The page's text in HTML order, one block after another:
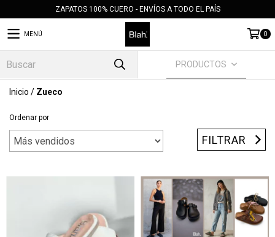
ZAPATOS 100% CUERO - ENVÍOS A TODO EL PAÍS
MENÚ 0
PRODUCTOS
Inicio / Zueco
Ordenar por
FILTRAR